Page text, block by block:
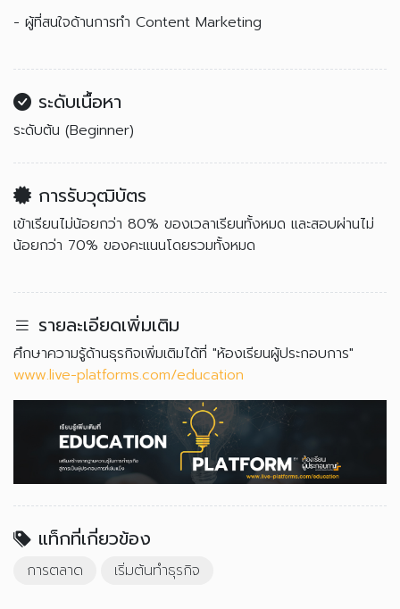
- ผู้ที่สนใจด้านการทำ Content Marketing
ระดับเนื้อหา
ระดับต้น (Beginner)
การรับวุฒิบัตร
เข้าเรียนไม่น้อยกว่า 80% ของเวลาเรียนทั้งหมด และสอบผ่านไม่
น้อยกว่า 70% ของคะแนนโดยรวมทั้งหมด
รายละเอียดเพิ่มเติม
ศึกษาความรู้ด้านธุรกิจเพิ่มเติมได้ที่ "ห้องเรียนผู้ประกอบการ"
www.live-platforms.com/education
แท็กที่เกี่ยวข้อง
การตลาด เริ่มต้นทำธุรกิจ